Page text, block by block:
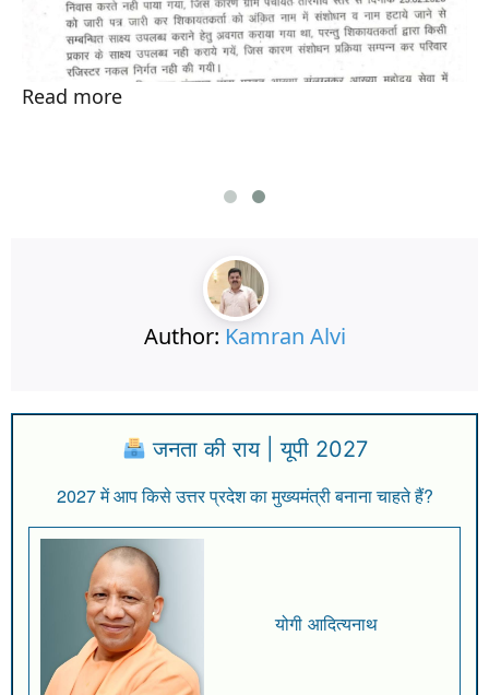
Read more
Author: Kamran Alvi
जनता की राय | यूपी 2027
2027 में आप किसे उत्तर प्रदेश का मुख्यमंत्री बनाना चाहते हैं?
योगी आदित्यनाथ